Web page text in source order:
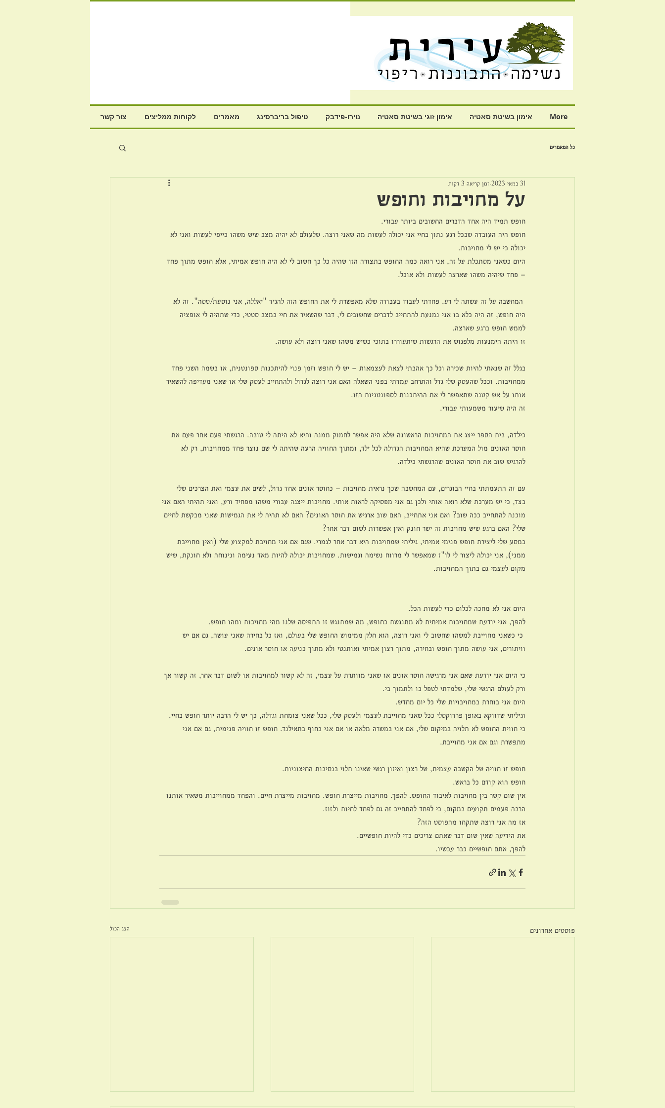
צור קשר לקוחות ממליצים מאמרים טיפול בריברסינג נוירו-פידבק אימון זוגי בשיטת סאטיה אימון בשיטת סאטיה More
כל המאמרים
על מחויבות וחופש
31 במאי 2023 זמן קריאה 3 דקות
חופש תמיד היה אחד הדברים החשובים ביותר עבורי.
חופש היה העובדה שבכל רגע נתון בחיי אני יכולה לעשות מה שאני רוצה. שלעולם לא יהיה מצב שיש משהו כייפי לעשות ואני לא
יכולה כי יש לי מחויבות.
היום כשאני מסתכלת על זה, אני רואה כמה החופש בתצורה הזו שהיה כל כך חשוב לי לא היה חופש אמיתי, אלא חופש מתוך פחד
– פחד שיהיה משהו שארצה לעשות ולא אוכל.
המחשבה על זה עשתה לי רע. פחדתי לעבוד בעבודה שלא מאפשרת לי את החופש הזה להגיד "יאללה, אני נוסעת/טסה". זה לא
היה חופש, זה היה כלא בו אני נמנעת להתחייב לדברים שחשובים לי, דבר שהשאיר את חיי במצב סטטי, כדי שתהיה לי אופציה
לממש חופש ברגע שארצה.
זו היתה הימנעות מלפגוש את הרגשות שיתעוררו בתוכי כשיש משהו שאני רוצה ולא עושה.
בגלל זה שנאתי להיות שכירה וכל כך אהבתי לצאת לעצמאות – יש לי חופש וזמן פנוי להיתכנות ספונטנית, או בשמה השני פחד
ממחויבות. וככל שהעסק שלי גדל והתרחב עמדתי בפני השאלה האם אני רוצה לגדול ולהתחייב לעסק שלי או שאני מעדיפה להשאיר
אותו על אש קטנה שתאפשר לי את ההיתכנות לספונטניות הזו.
זה היה שיעור משמעותי עבורי.
כילדה, בית הספר ייצג את המחויבות הראשונה שלא היה אפשר לחמוק ממנה והיא לא היתה לי טובה. הרגשתי פעם אחר פעם את
חוסר האונים מול המערכת שהיא המחויבות הגדולה לכל ילד, ומתוך החוויה הרעה שהיתה לי שם נוצר פחד ממחויבות, רק לא
להרגיש שוב את חוסר האונים שהרגשתי כילדה.
עם זה התעמתתי בחיי הבוגרים, עם המחשבה שכך נראית מחויבות – כחוסר אונים אחד גדול, לשים את עצמי ואת הצרכים שלי
בצד, כי יש מערכת שלא רואה אותי ולכן גם אני מפסיקה לראות אותי. מחויבות ייצגה עבורי משהו מפחיד ורע, ואני תהיתי האם אני
מוכנה להתחייב ככה שוב? ואם אני אתחייב, האם שוב ארגיש את חוסר האונים? האם לא תהיה לי את הגמישות שאני מבקשת לחיים
שלי? האם ברגע שיש מחויבות זה ישר חונק ואין אפשרות לשום דבר אחר?
במסע שלי ליצירת חופש פנימי אמיתי, גיליתי שמחויבות היא דבר אחר לגמרי. שגם אם אני מחויבת למקצוע שלי (ואין מחוייבת
ממני), אני יכולה ליצור לי לו"ז שמאפשר לי מרווח נשימה וגמישות. שמחויבות יכולה להיות מאד נעימה ונינוחה ולא חונקת, שיש
מקום לעצמי גם בתוך המחויבות.
היום אני לא מחכה לכלום כדי לעשות הכל.
להפך, אני יודעת שמחויבות אמיתית לא מתנגשת בחופש, מה שמתנגש זו התפיסה שלנו מהי מחויבות ומהו חופש.
כי כשאני מחוייבת למשהו שחשוב לי ואני רוצה, הוא חלק ממימוש החופש שלי בעולם, ואז כל בחירה שאני עושה, גם אם יש
וויתורים, אני עושה מתוך חופש ובחירה, מתוך רצון אמיתי ואותנטי ולא מתוך כניעה או חוסר אונים.
כי היום אני יודעת שאם אני מרגישה חוסר אונים או שאני מוותרת על עצמי, זה לא קשור למחויבות או לשום דבר אחר, זה קשור אך
ורק לעולם הרגשי שלי, שלמדתי לטפל בו ולתמוך בי.
היום אני בוחרת במחויבויות שלי כל יום מחדש.
וגיליתי שדווקא באופן פרדוקסלי ככל שאני מחוייבת לעצמי ולעסק שלי, ככל שאני צומחת וגדלה, כך יש לי הרבה יותר חופש בחיי.
כי חווית החופש לא תלויה במיקום שלי, אם אני במשרה מלאה או אם אני בחוף בתאילנד. חופש זו חוויה פנימית, גם אם אני
מתפשרת וגם אם אני מחוייבת.
חופש זו חוויה של הקשבה עצמית, של רצון ואיזון רגשי שאינו תלוי בנסיבות החיצוניות.
חופש הוא קודם כל בראש.
אין שום קשר בין מחויבות לאיבוד החופש. להפך. מחויבות מייצרת חופש. מחויבות מייצרת חיים. והפחד ממחוייבות משאיר אותנו
הרבה פעמים תקועים במקום, כי לפחד להתחייב זה גם לפחד לחיות ולזוז.
אז מה אני רוצה שתקחו מהפוסט הזה?
את הידיעה שאין שום דבר שאתם צריכים כדי להיות חופשיים.
להפך, אתם חופשיים כבר עכשיו.
פוסטים אחרונים הצג הכול